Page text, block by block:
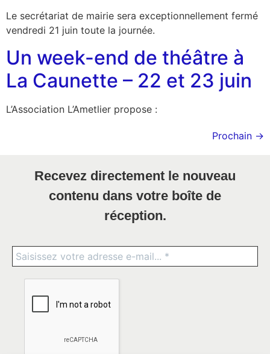
Le secrétariat de mairie sera exceptionnellement fermé
vendredi 21 juin toute la journée.
Un week-end de théâtre à
La Caunette – 22 et 23 juin
L’Association L’Ametlier propose :
Prochain →
Recevez directement le nouveau
contenu dans votre boîte de
réception.